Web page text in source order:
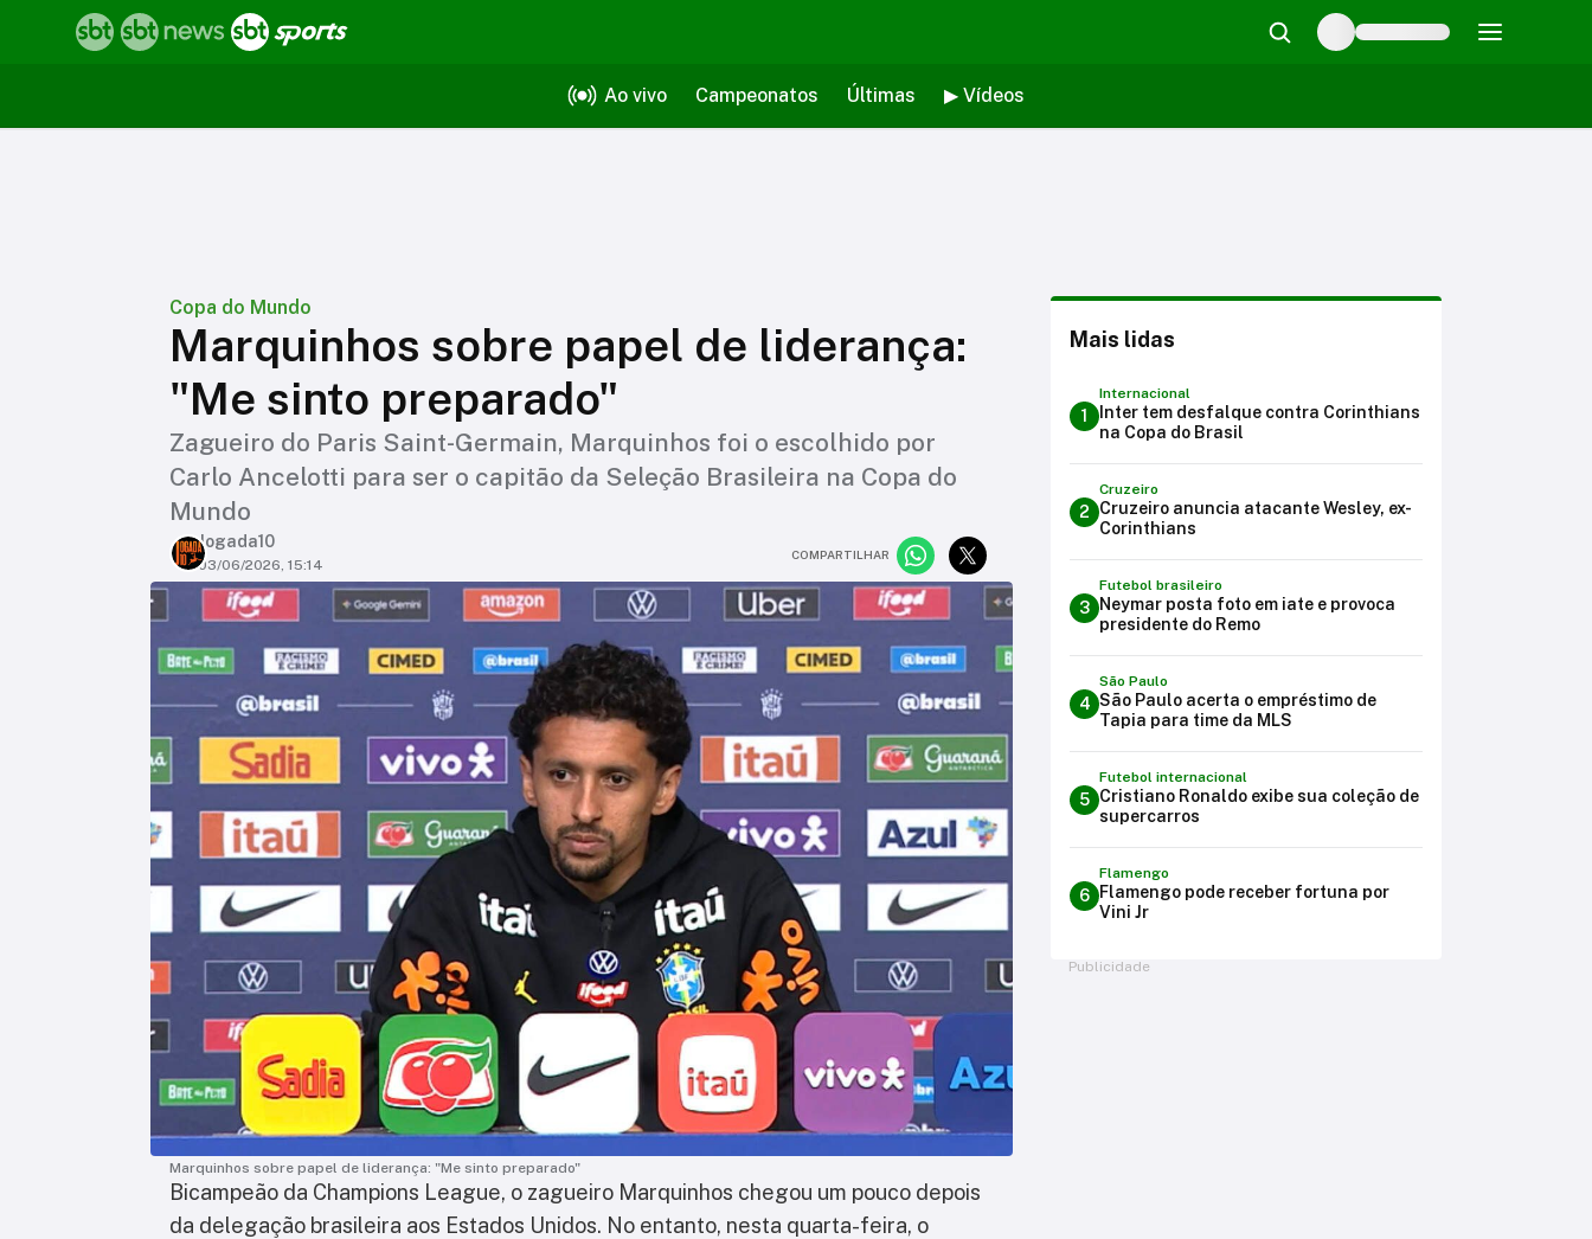
Ao vivo Campeonatos Últimas ▶ Vídeos
Copa do Mundo
Marquinhos sobre papel de liderança:
"Me sinto preparado"
Zagueiro do Paris Saint-Germain, Marquinhos foi o escolhido por
Carlo Ancelotti para ser o capitão da Seleção Brasileira na Copa do
Mundo
Jogada10
03/06/2026, 15:14
COMPARTILHAR
Marquinhos sobre papel de liderança: "Me sinto preparado"
Bicampeão da Champions League, o zagueiro Marquinhos chegou um pouco depois
da delegação brasileira aos Estados Unidos. No entanto, nesta quarta-feira, o
Mais lidas
1
Internacional
Inter tem desfalque contra Corinthians
na Copa do Brasil
2
Cruzeiro
Cruzeiro anuncia atacante Wesley, ex-
Corinthians
3
Futebol brasileiro
Neymar posta foto em iate e provoca
presidente do Remo
4
São Paulo
São Paulo acerta o empréstimo de
Tapia para time da MLS
5
Futebol internacional
Cristiano Ronaldo exibe sua coleção de
supercarros
6
Flamengo
Flamengo pode receber fortuna por
Vini Jr
Publicidade